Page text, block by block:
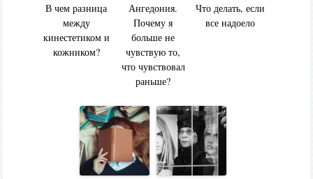
В чем разница
между
кинестетиком и
кожником?
Ангедония.
Почему я
больше не
чувствую то,
что чувствовал
раньше?
Что делать, если
все надоело